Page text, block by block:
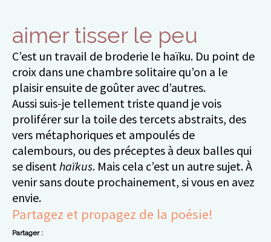
aimer tisser le peu
C’est un travail de broderie le haïku. Du point de
croix dans une chambre solitaire qu’on a le
plaisir ensuite de goûter avec d’autres.
Aussi suis-je tellement triste quand je vois
proliférer sur la toile des tercets abstraits, des
vers métaphoriques et ampoulés de
calembours, ou des préceptes à deux balles qui
se disenthaïkus. Mais cela c’est un autre sujet. À
venir sans doute prochainement, si vous en avez
envie.
Partagez et propagez de la poésie!
Partager :